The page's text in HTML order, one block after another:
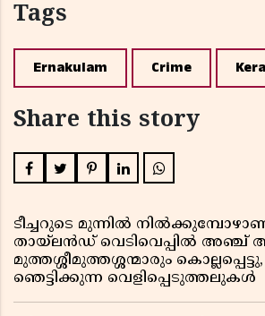
Tags
Ernakulam Crime
Share this story
ടീച്ചറുടെ മുന്നിൽ
തായ്‌ലൻഡ് വെടിവെപ്പിൽ അഞ്ച്
മുത്തശ്ശീമുത്തശ്ശന്മാരും
ഞെട്ടിക്കുന്ന വെളിപ്പെടുത്തലുകൾ